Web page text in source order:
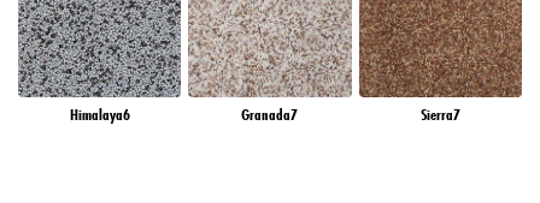
Himalaya6 Granada7 Sierra7